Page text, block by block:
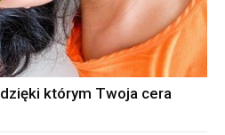
którym Twoja cera